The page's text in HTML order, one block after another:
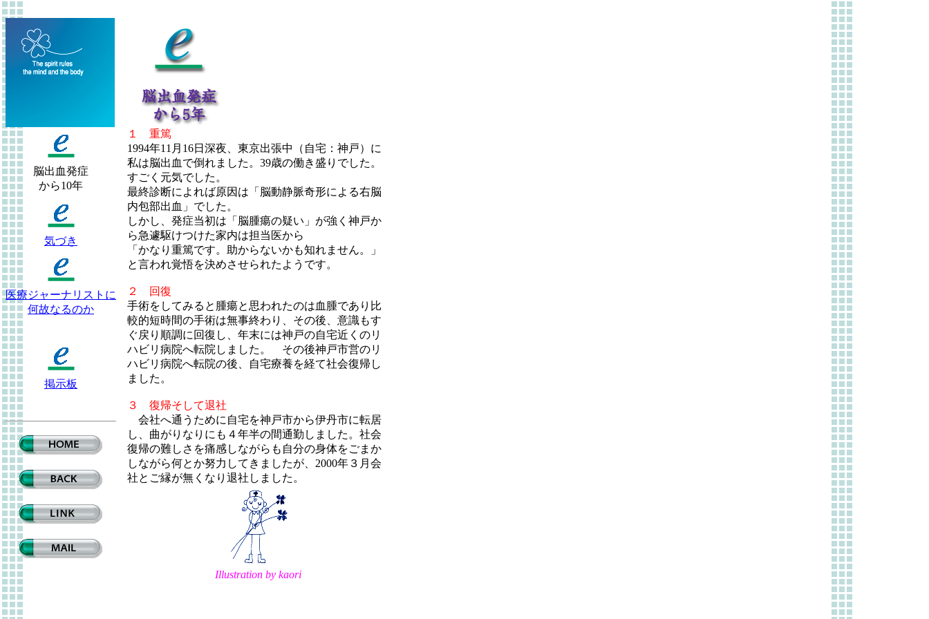
脳出血発症
から10年
気づき
医療ジャーナリストに
何故なるのか
掲示板
１ 重篤
1994年11月16日深夜、東京出張中（自宅：神戸）に
私は脳出血で倒れました。39歳の働き盛りでした。
すごく元気でした。
最終診断によれば原因は「脳動静脈奇形による右脳
内包部出血」でした。
しかし、発症当初は「脳腫瘍の疑い」が強く神戸か
ら急遽駆けつけた家内は担当医から
「かなり重篤です。助からないかも知れません。」
と言われ覚悟を決めさせられたようです。
２ 回復
手術をしてみると腫瘍と思われたのは血腫であり比
較的短時間の手術は無事終わり、その後、意識もす
ぐ戻り順調に回復し、年末には神戸の自宅近くのリ
ハビリ病院へ転院しました。 その後神戸市営のリ
ハビリ病院へ転院の後、自宅療養を経て社会復帰し
ました。
３ 復帰そして退社
会社へ通うために自宅を神戸市から伊丹市に転居
し、曲がりなりにも４年半の間通勤しました。社会
復帰の難しさを痛感しながらも自分の身体をごまか
しながら何とか努力してきましたが、2000年３月会
社とご縁が無くなり退社しました。
Illustration by kaori